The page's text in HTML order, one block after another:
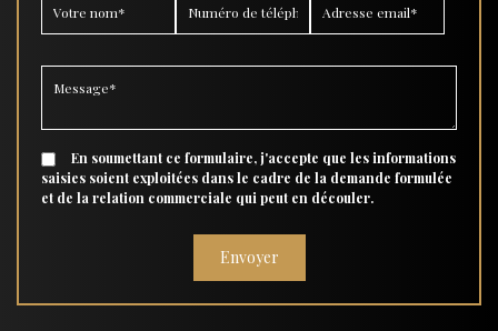
En soumettant ce formulaire, j'accepte que les informations
saisies soient exploitées dans le cadre de la demande formulée
et de la relation commerciale qui peut en découler.